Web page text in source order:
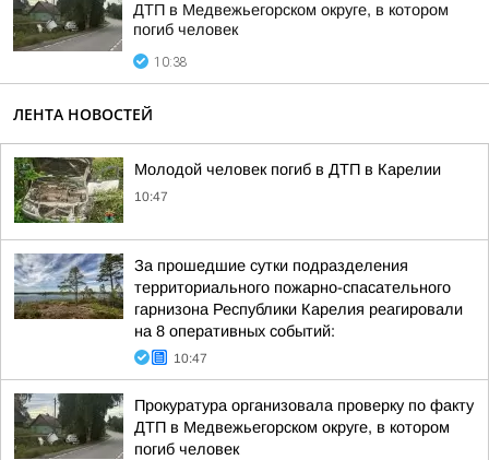
ДТП в Медвежьегорском округе, в котором
погиб человек
10:38
ЛЕНТА НОВОСТЕЙ
Молодой человек погиб в ДТП в Карелии
10:47
За прошедшие сутки подразделения
территориального пожарно-спасательного
гарнизона Республики Карелия реагировали
на 8 оперативных событий:
10:47
Прокуратура организовала проверку по факту
ДТП в Медвежьегорском округе, в котором
погиб человек